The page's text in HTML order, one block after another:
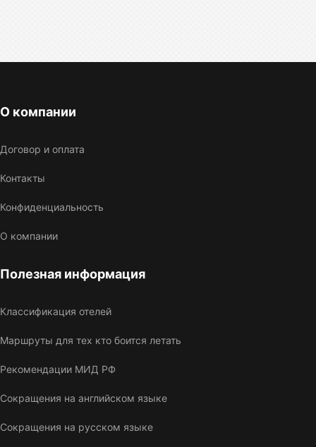
О компании
Договор и оплата
Контакты
Конфиденциальность
О компании
Полезная информация
Классификация отелей
Маршруты для тех кто боится летать
Рекомендации МИД РФ
Сокращения на английском языке
Сокращения на русском языке